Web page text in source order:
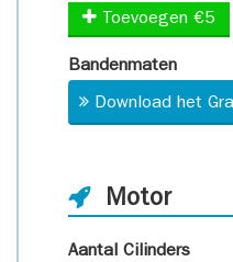
Toevoegen €5
Bandenmaten
Download het
Motor
Aantal Cilinders